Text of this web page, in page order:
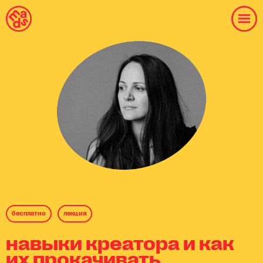
бесплaтнo лекция
навыки креатора и как
их прокачивать